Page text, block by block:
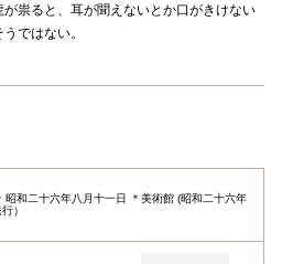
祟ると、耳が聞えないとか口がきけない
ではない。
昭和二十六年八月十一日 ＊美術館 (昭和二十六年
）